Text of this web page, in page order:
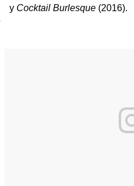
y Cocktail Burlesque (2016).